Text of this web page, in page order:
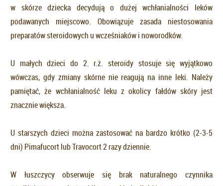
w skórze dziecka decydują o dużej wchłanialności leków
podawanych miejscowo. Obowiązuje zasada niestosowania
preparatów steroidowych u wcześniaków i noworodków.
U małych dzieci do 2. r.ż. steroidy stosuje się wyjątkowo
wówczas, gdy zmiany skórne nie reagują na inne leki. Należy
pamiętać, że wchłanialność leku z okolicy fałdów skóry jest
znacznie większa.
U starszych dzieci można zastosować na bardzo krótko (2-3-5
dni) Pimafucort lub Travocort 2 razy dziennie.
W łuszczycy obserwuje się brak naturalnego czynnika